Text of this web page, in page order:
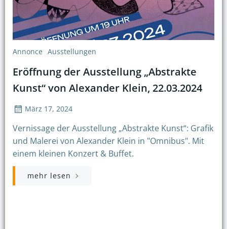
Annonce Ausstellungen
Eröffnung der Ausstellung „Abstrakte
Kunst“ von Alexander Klein, 22.03.2024
März 17, 2024
Vernissage der Ausstellung „Abstrakte Kunst“: Grafik
und Malerei von Alexander Klein in "Omnibus". Mit
einem kleinen Konzert & Buffet.
mehr lesen